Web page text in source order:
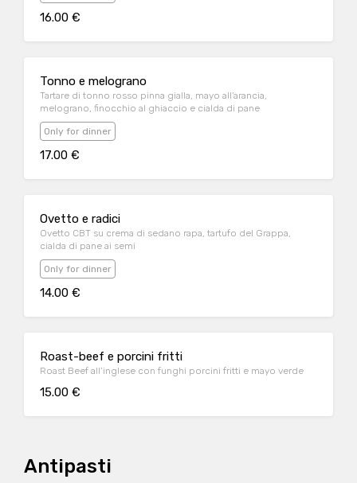
16.00 €
Tonno e melograno
Tartare di tonno rosso pinna gialla, mayo all’arancia,
melograno, finocchio al ghiaccio e cialda di pane
Only for dinner
17.00 €
Ovetto e radici
Ovetto CBT su crema di sedano rapa, tartufo del Grappa,
cialda di pane ai semi
Only for dinner
14.00 €
Roast-beef e porcini fritti
Roast Beef all’inglese con funghi porcini fritti e mayo verde
15.00 €
Antipasti